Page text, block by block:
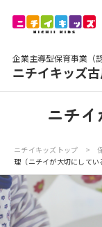
企業主導型保育事業（認
ニチイキッズ
ニチイが大切に
お食事
保育園見学
ニチ
ニチイキッズトップ >
理（ニチイが大切にしてい